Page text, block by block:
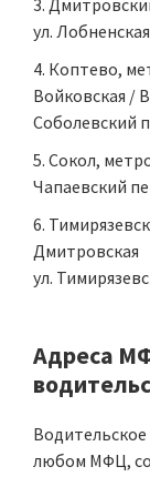
ул.
Коптево,
Войковская /
Соболевский
Сокол,
Чапаевский
Дмитровская
ул.
Адреса
любом МФЦ,